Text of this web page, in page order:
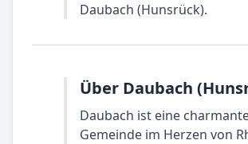
Daubach (Hunsrück).
Über Daubach
Daubach ist eine
Gemeinde im Herzen von